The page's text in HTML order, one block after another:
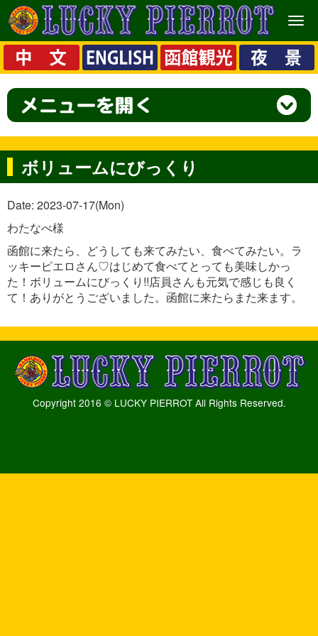
メ
ニ
ュ
ー
ボリュームにびっくり
Date: 2023-07-17(Mon)
わたなべ様
函館に来たら、どうしても来てみたい、食べてみたい。ラ
ッキーピエロさん♡はじめて食べてとっても美味しかっ
た！ボリュームにびっくり!!店員さんも元気で感じも良く
て！ありがとうございました。函館に来たらまた来ます。
Copyright 2016 © LUCKY PIERROT All Rights Reserved.